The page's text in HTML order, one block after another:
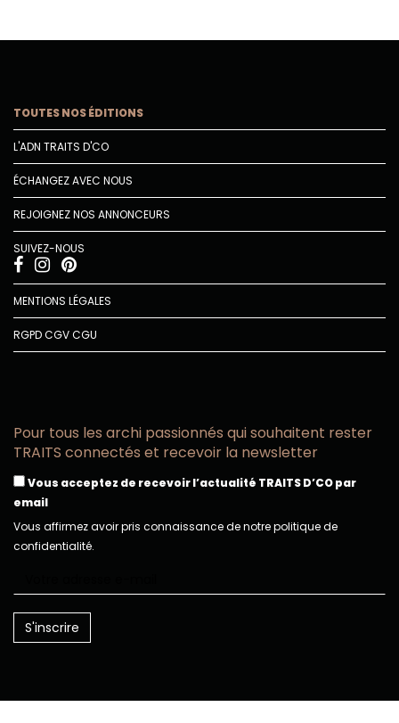
TOUTES NOS ÉDITIONS
L'ADN TRAITS D'CO
ÉCHANGEZ AVEC NOUS
REJOIGNEZ NOS ANNONCEURS
SUIVEZ-NOUS
MENTIONS LÉGALES
RGPDCGVCGU
Pour tous les archi passionnés qui souhaitent rester
TRAITS connectés et recevoir la newsletter
Vous acceptez de recevoir l’actualité TRAITS D’CO par
email
Vous affirmez avoir pris connaissance de notre politique de
confidentialité.